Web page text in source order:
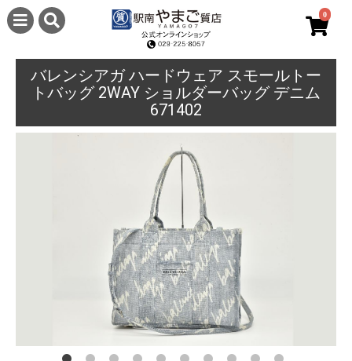
0
バレンシアガ ハードウェア スモールトー
トバッグ 2WAY ショルダーバッグ デニム
671402